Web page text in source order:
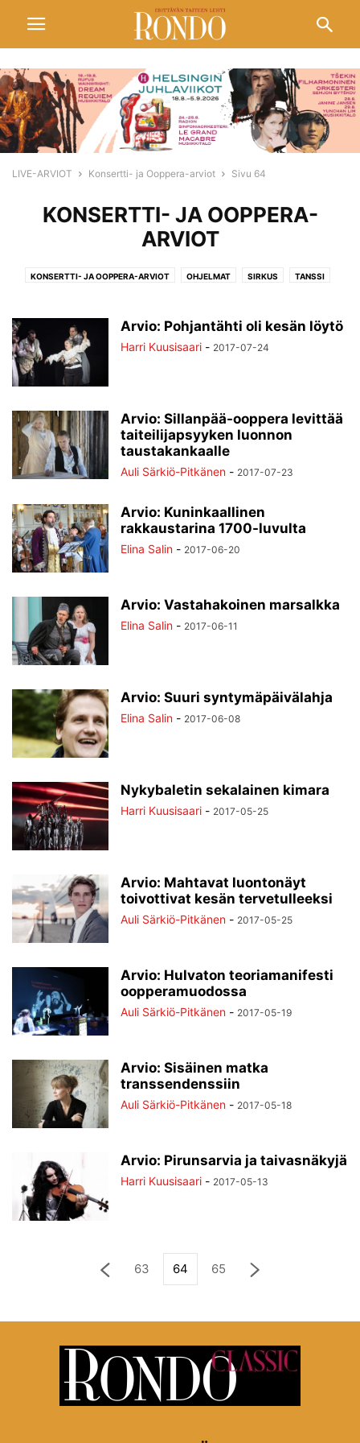
LIVE-ARVIOT Konsertti- ja Ooppera-arviot Sivu 64
KONSERTTI- JA OOPPERA-
ARVIOT
KONSERTTI- JA OOPPERA-ARVIOT OHJELMAT SIRKUS TANSSI
Arvio: Pohjantähti oli kesän löytö
Harri Kuusisaari - 2017-07-24
Arvio: Sillanpää-ooppera levittää
taiteilijapsyyken luonnon
taustakankaalle
Auli Särkiö-Pitkänen - 2017-07-23
Arvio: Kuninkaallinen
rakkaustarina 1700-luvulta
Elina Salin - 2017-06-20
Arvio: Vastahakoinen marsalkka
Elina Salin - 2017-06-11
Arvio: Suuri syntymäpäivälahja
Elina Salin - 2017-06-08
Nykybaletin sekalainen kimara
Harri Kuusisaari - 2017-05-25
Arvio: Mahtavat luontonäyt
toivottivat kesän tervetulleeksi
Auli Särkiö-Pitkänen - 2017-05-25
Arvio: Hulvaton teoriamanifesti
oopperamuodossa
Auli Särkiö-Pitkänen - 2017-05-19
Arvio: Sisäinen matka
transsendenssiin
Auli Särkiö-Pitkänen - 2017-05-18
Arvio: Pirunsarvia ja taivasnäkyjä
Harri Kuusisaari - 2017-05-13
63 64 65